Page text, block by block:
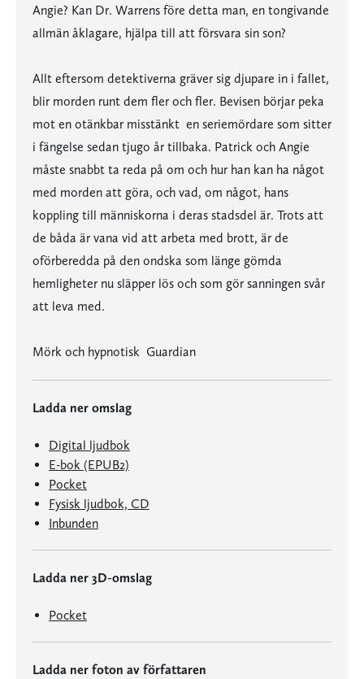
Angie? Kan Dr. Warrens före detta man, en tongivande
allmän åklagare, hjälpa till att försvara sin son?
Allt eftersom detektiverna gräver sig djupare in i fallet,
blir morden runt dem fler och fler. Bevisen börjar peka
mot en otänkbar misstänkt  en seriemördare som sitter
i fängelse sedan tjugo år tillbaka. Patrick och Angie
måste snabbt ta reda på om och hur han kan ha något
med morden att göra, och vad, om något, hans
koppling till människorna i deras stadsdel är. Trots att
de båda är vana vid att arbeta med brott, är de
oförberedda på den ondska som länge gömda
hemligheter nu släpper lös och som gör sanningen svår
att leva med.
Mörk och hypnotisk  Guardian
Ladda ner omslag
Digital ljudbok
E-bok (EPUB2)
Pocket
Fysisk ljudbok, CD
Inbunden
Ladda ner 3D-omslag
Pocket
Ladda ner foton av författaren